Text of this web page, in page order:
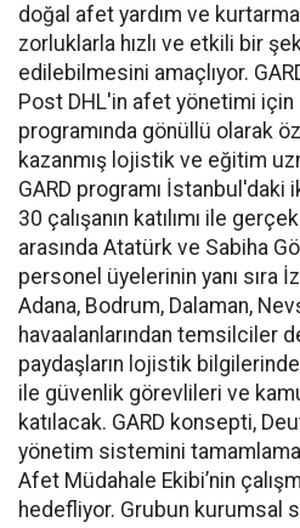
doğal afet yardım ve
zorluklarla hızlı ve etkili bir
edilebilmesini amaçlıyor.
Post DHL'in afet yönetimi için
programında gönüllü olarak
kazanmış lojistik ve eğitim
GARD programı İstanbul'daki
30 çalışanın katılımı ile
arasında Atatürk ve Sabiha
personel üyelerinin yanı sıra
Adana, Bodrum, Dalaman,
havaalanlarından temsilciler
paydaşların lojistik
ile güvenlik görevlileri ve
katılacak. GARD konsepti,
yönetim sistemini
Afet Müdahale Ekibi’nin
hedefliyor. Grubun kurumsal